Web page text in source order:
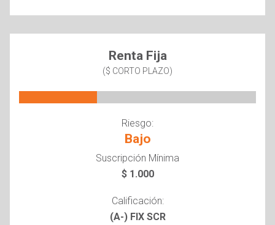
Renta Fija
($ CORTO PLAZO)
Riesgo:
Bajo
Suscripción Mínima
$ 1.000
Calificación:
(A-) FIX SCR